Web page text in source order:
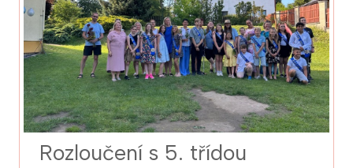
Rozloučení s 5. třídou